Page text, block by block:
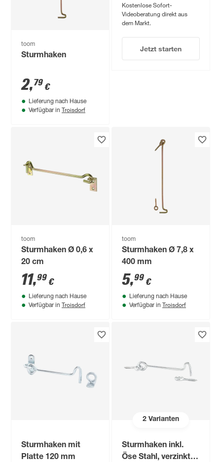
toom
Sturmhaken
2,79 €
Lieferung nach Hause
Verfügbar in Troisdorf
Kostenlose Sofort-
Videoberatung direkt aus
dem Markt.
Jetzt starten
toom
Sturmhaken Ø 0,6 x
20 cm
11,99 €
Lieferung nach Hause
Verfügbar in Troisdorf
toom
Sturmhaken Ø 7,8 x
400 mm
5,99 €
Lieferung nach Hause
Verfügbar in Troisdorf
Sturmhaken mit
Platte 120 mm
2Varianten
Sturmhaken inkl.
Öse Stahl, verzinkt Ø